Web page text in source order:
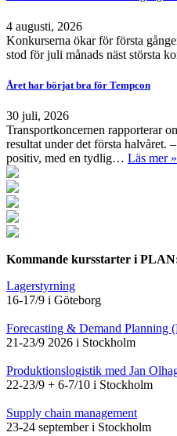
4 augusti, 2026
Konkurserna ökar för första
stod för juli månads näst största
Året har börjat bra för Tempcon
30 juli, 2026
Transportkoncernen rapporterar
resultat under det första halvåret.
positiv, med en tydlig… Läs mer »
Kommande kursstarter i
Lagerstyrning
16-17/9 i Göteborg
Forecasting & Demand Planning
21-23/9 2026 i Stockholm
Produktionslogistik med Jan
22-23/9 + 6-7/10 i Stockholm
Supply chain management
23-24 september i Stockholm